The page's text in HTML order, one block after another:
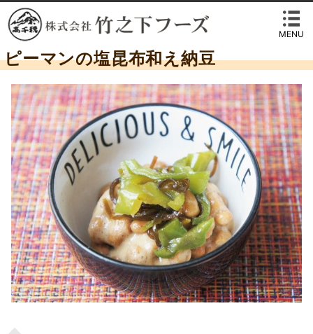
MENU
ピーマンの塩昆布和え納豆